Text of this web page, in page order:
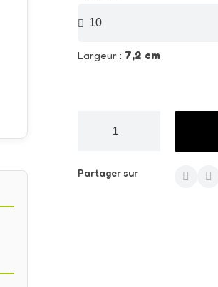
Largeur : 7,2 cm
Partager sur